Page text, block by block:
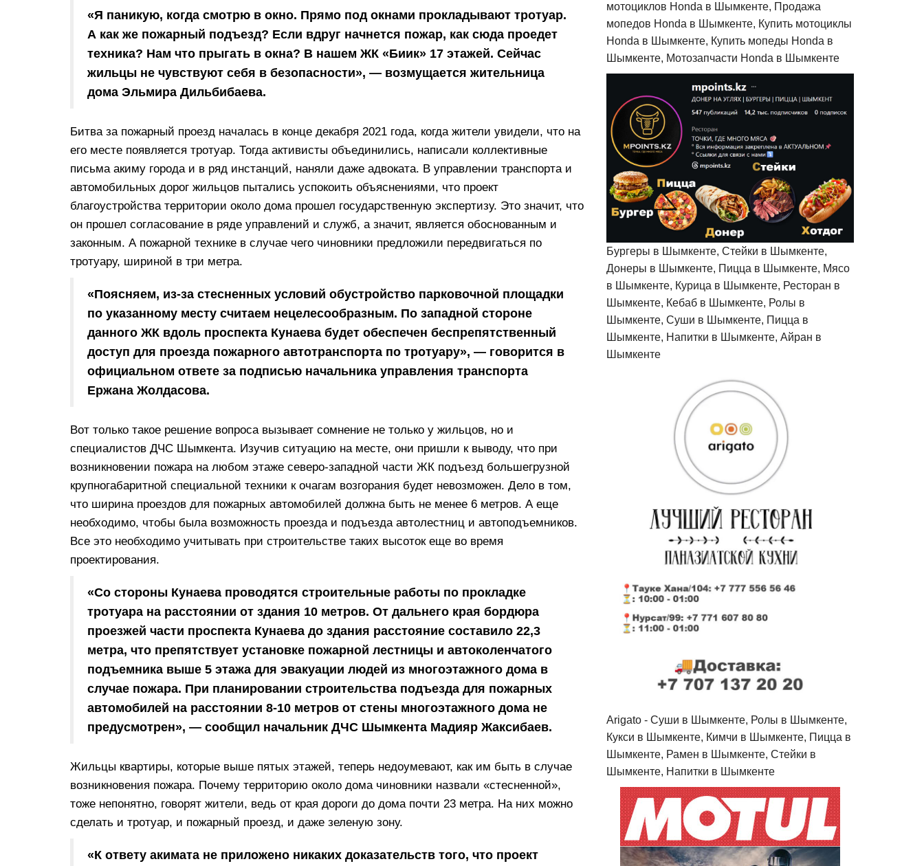
«Я паникую, когда смотрю в окно. Прямо под окнами прокладывают тротуар.
А как же пожарный подъезд? Если вдруг начнется пожар, как сюда проедет
техника? Нам что прыгать в окна? В нашем ЖК «Биик» 17 этажей. Сейчас
жильцы не чувствуют себя в безопасности», — возмущается жительница
дома Эльмира Дильбибаева.
Битва за пожарный проезд началась в конце декабря 2021 года, когда жители увидели, что на
его месте появляется тротуар. Тогда активисты объединились, написали коллективные
письма акиму города и в ряд инстанций, наняли даже адвоката. В управлении транспорта и
автомобильных дорог жильцов пытались успокоить объяснениями, что проект
благоустройства территории около дома прошел государственную экспертизу. Это значит, что
он прошел согласование в ряде управлений и служб, а значит, является обоснованным и
законным. А пожарной технике в случае чего чиновники предложили передвигаться по
тротуару, шириной в три метра.
«Поясняем, из-за стесненных условий обустройство парковочной площадки
по указанному месту считаем нецелесообразным. По западной стороне
данного ЖК вдоль проспекта Кунаева будет обеспечен беспрепятственный
доступ для проезда пожарного автотранспорта по тротуару», — говорится в
официальном ответе за подписью начальника управления транспорта
Ержана Жолдасова.
Вот только такое решение вопроса вызывает сомнение не только у жильцов, но и
специалистов ДЧС Шымкента. Изучив ситуацию на месте, они пришли к выводу, что при
возникновении пожара на любом этаже северо-западной части ЖК подъезд большегрузной
крупногабаритной специальной техники к очагам возгорания будет невозможен. Дело в том,
что ширина проездов для пожарных автомобилей должна быть не менее 6 метров. А еще
необходимо, чтобы была возможность проезда и подъезда автолестниц и автоподъемников.
Все это необходимо учитывать при строительстве таких высоток еще во время
проектирования.
«Со стороны Кунаева проводятся строительные работы по прокладке
тротуара на расстоянии от здания 10 метров. От дальнего края бордюра
проезжей части проспекта Кунаева до здания расстояние составило 22,3
метра, что препятствует установке пожарной лестницы и автоколенчатого
подъемника выше 5 этажа для эвакуации людей из многоэтажного дома в
случае пожара. При планировании строительства подъезда для пожарных
автомобилей на расстоянии 8-10 метров от стены многоэтажного дома не
предусмотрен», — сообщил начальник ДЧС Шымкента Мадияр Жаксибаев.
Жильцы квартиры, которые выше пятых этажей, теперь недоумевают, как им быть в случае
возникновения пожара. Почему территорию около дома чиновники назвали «стесненной»,
тоже непонятно, говорят жители, ведь от края дороги до дома почти 23 метра. На них можно
сделать и тротуар, и пожарный проезд, и даже зеленую зону.
«К ответу акимата не приложено никаких доказательств того, что проект
мотоциклов Honda в Шымкенте, Продажа
мопедов Honda в Шымкенте, Купить мотоциклы
Honda в Шымкенте, Купить мопеды Honda в
Шымкенте, Мотозапчасти Honda в Шымкенте
Бургеры в Шымкенте, Стейки в Шымкенте,
Донеры в Шымкенте, Пицца в Шымкенте, Мясо
в Шымкенте, Курица в Шымкенте, Ресторан в
Шымкенте, Кебаб в Шымкенте, Ролы в
Шымкенте, Суши в Шымкенте, Пицца в
Шымкенте, Напитки в Шымкенте, Айран в
Шымкенте
Arigato - Cуши в Шымкенте, Ролы в Шымкенте,
Кукси в Шымкенте, Кимчи в Шымкенте, Пицца в
Шымкенте, Рамен в Шымкенте, Стейки в
Шымкенте, Напитки в Шымкенте